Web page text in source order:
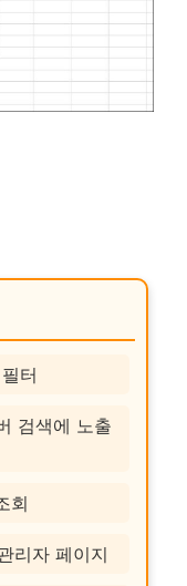
터
검색에 노출
회
리자 페이지